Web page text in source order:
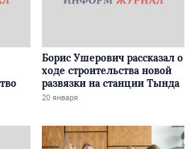
Борис Ушерович рассказал о
ходе строительства новой
развязки на станции Тында
20 января